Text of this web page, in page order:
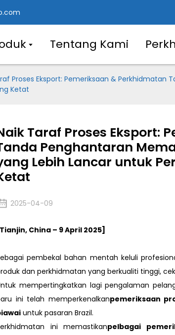
Tentang Kami
Proses Eksport: Pemeriksaan &
Ketat
Taraf Proses Eksport:
Penghantaran
Lebih Lancar untuk
2025-04-09
China – 9 April 2025]
pembekal bahan mentah keluli
dan perkhidmatan yang berkualiti tinggi,
mempertingkatkan lagi pengalaman
ini telah memperkenalkanpemeriksaan
untuk pasaran Brazil.
ini memastikanpelbagai